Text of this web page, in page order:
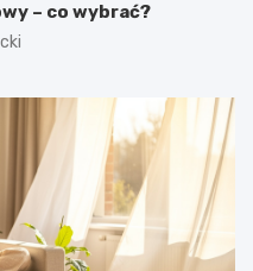
– co wybrać?